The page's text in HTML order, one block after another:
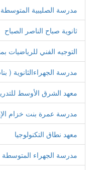
مدرسة الصليبية
ثانوية صباح الناصر الصباح
التوجيه الفني للرياضيات
مدرسة الجهراءالثانوية (
معهد الشرق الأوسط
مدرسة عمرة بنت خزام
معهد نطاق التكنولوجيا
مدرسة الجهراء المتوسطة